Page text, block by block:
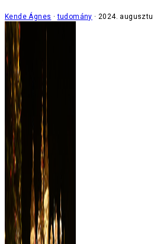
Kende Ágnes tudomány 2024.